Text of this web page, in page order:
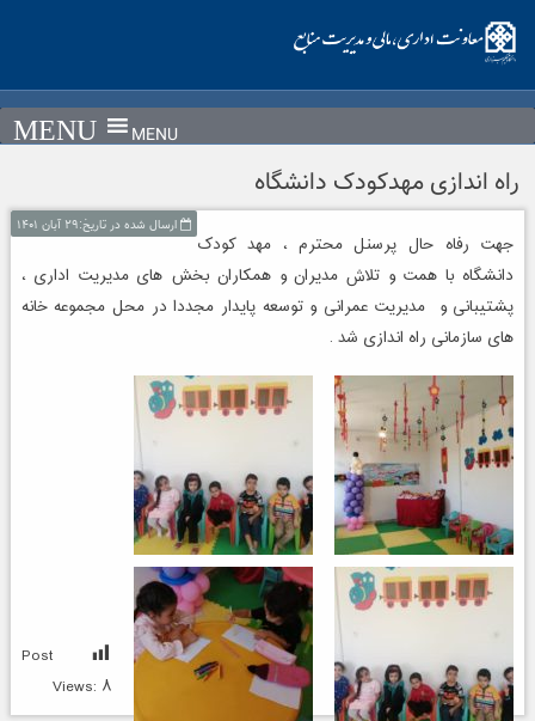
content
MENU
راه اندازی مهدکودک دانشگاه
ارسال شده در تاریخ:۲۹ آبان ۱۴۰۱
جهت رفاه حال پرسنل محترم ، مهد کودک
دانشگاه با همت و تلاش مدیران و همکاران بخش های مدیریت اداری ،
پشتیبانی و مدیریت عمرانی و توسعه پایدار مجددا در محل مجموعه خانه
های سازمانی راه اندازی شد .
Post
Views: ۸